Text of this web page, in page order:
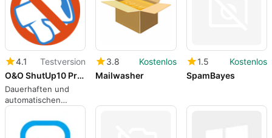
4.1
Testversion
O&O ShutUp10 Premium
Dauerhaften und
automatischen
Datenschutz
3.8
Kostenlos
Mailwasher
1.5
Kostenlos
SpamBayes